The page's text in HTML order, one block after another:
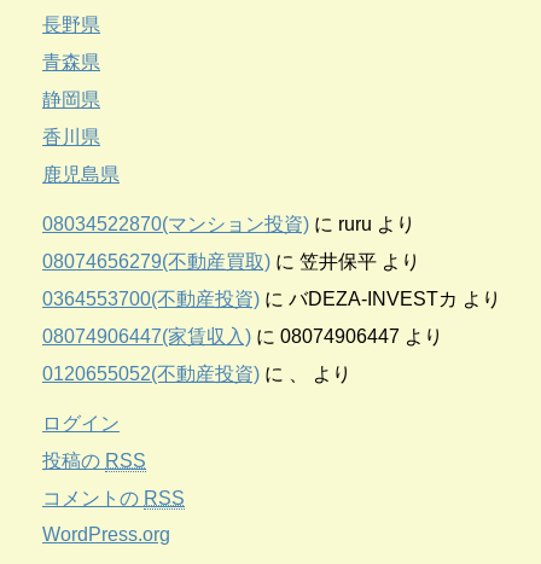
長野県
青森県
静岡県
香川県
鹿児島県
08034522870(マンション投資) に ruru より
08074656279(不動産買取) に 笠井保平 より
0364553700(不動産投資) に バDEZA-INVESTカ より
08074906447(家賃収入) に 08074906447 より
0120655052(不動産投資) に より
ログイン
投稿の RSS
コメントの RSS
WordPress.org